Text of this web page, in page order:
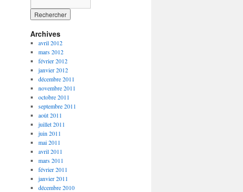
Archives
avril 2012
mars 2012
février 2012
janvier 2012
décembre 2011
novembre 2011
octobre 2011
septembre 2011
août 2011
juillet 2011
juin 2011
mai 2011
avril 2011
mars 2011
février 2011
janvier 2011
décembre 2010